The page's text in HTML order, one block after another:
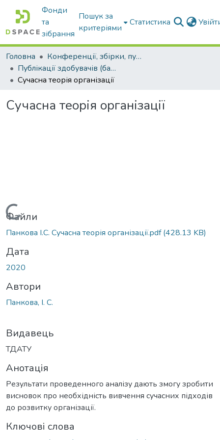
Фонди
та
зібрання
Пошук за
критеріями
Статистика
Головна
Конференції, збірки, публікації молодих вчених і здобувачів : магістрів, бакалаврів, аспірантів.
Публікації здобувачів (бакалаврів. магістрів, аспірантів)
Сучасна теорія організації
Сучасна теорія організації
Вантажиться...
Файли
Панкова І.С. Сучасна теорія організації.pdf(428.13 KB)
Дата
2020
Автори
Панкова, І. С.
Видавець
ТДАТУ
Анотація
Результати проведенного аналізу дають змогу зробити
висновок про необхідність вивчення сучасних підходів
до розвитку організації.
Ключові слова